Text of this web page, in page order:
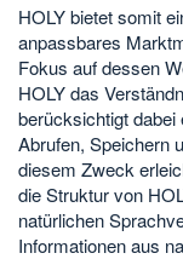
HOLY bietet somit
anpassbares
Fokus auf dessen
HOLY das
berücksichtigt
Abrufen, Speichern
diesem Zweck
die Struktur von
natürlichen
Informationen aus